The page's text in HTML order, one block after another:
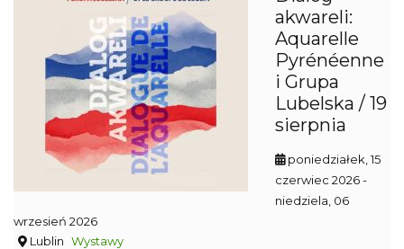
akwareli:
Aquarelle
Pyrénéenne
i Grupa
Lubelska / 19
sierpnia
poniedziałek, 15
czerwiec 2026-
niedziela, 06
wrzesień 2026
Lublin Wystawy